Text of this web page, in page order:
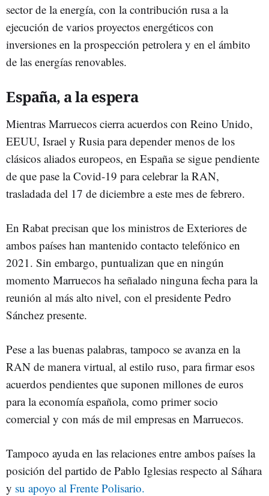
sector de la energía, con la contribución rusa a la
ejecución de varios proyectos energéticos con
inversiones en la prospección petrolera y en el ámbito
de las energías renovables.
España, a la espera
Mientras Marruecos cierra acuerdos con Reino Unido,
EEUU, Israel y Rusia para depender menos de los
clásicos aliados europeos, en España se sigue pendiente
de que pase la Covid-19 para celebrar la RAN,
trasladada del 17 de diciembre a este mes de febrero.
En Rabat precisan que los ministros de Exteriores de
ambos países han mantenido contacto telefónico en
2021. Sin embargo, puntualizan que en ningún
momento Marruecos ha señalado ninguna fecha para la
reunión al más alto nivel, con el presidente Pedro
Sánchez presente.
Pese a las buenas palabras, tampoco se avanza en la
RAN de manera virtual, al estilo ruso, para firmar esos
acuerdos pendientes que suponen millones de euros
para la economía española, como primer socio
comercial y con más de mil empresas en Marruecos.
Tampoco ayuda en las relaciones entre ambos países la
posición del partido de Pablo Iglesias respecto al Sáhara
y su apoyo al Frente Polisario.